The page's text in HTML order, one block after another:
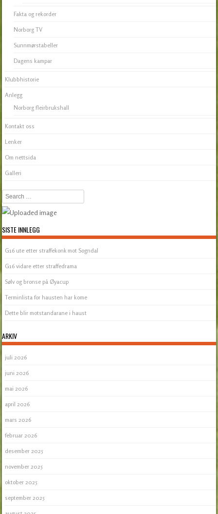
Fakta og rekorder
Norborg TV
Sunnmørstabeller
Dagens kampar
Klubbhistorie
Anlegg
Norborg fleirbrukshall
Kontakt oss
Lenker
Om nettsida
Galleri
Search
SISTE INNLEGG
G16 ute etter straffekonk mot Sogndal
G16 vidare etter straffedrama
Sølv og bronse på Øyacup
Terminlista for hausten har kome
Dette blir motstandarane i haust
ARKIV
juli 2026
juni 2026
mai 2026
april 2026
mars 2026
februar 2026
desember 2025
november 2025
oktober 2025
september 2025